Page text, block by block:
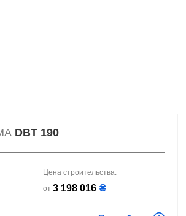
DBT 190
Цена строительства:
от 3 198 016 ₴